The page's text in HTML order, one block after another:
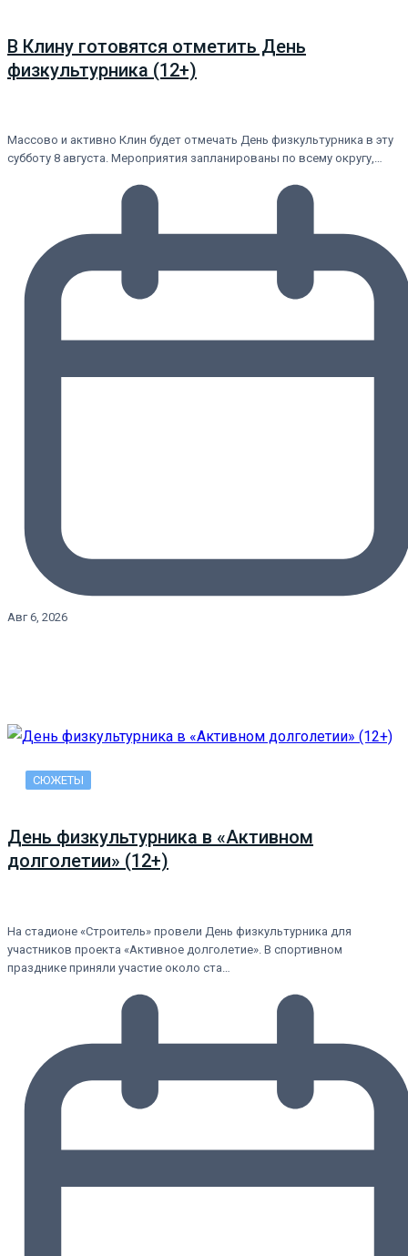
В Клину готовятся отметить День
физкультурника (12+)
Массово и активно Клин будет отмечать День физкультурника в эту
субботу 8 августа. Мероприятия запланированы по всему округу,…
Авг 6, 2026
СЮЖЕТЫ
День физкультурника в «Активном
долголетии» (12+)
На стадионе «Строитель» провели День физкультурника для
участников проекта «Активное долголетие». В спортивном
празднике приняли участие около ста…